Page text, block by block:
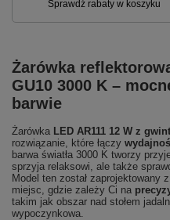
Żarówka
GU10 3000 K –
barwie
Żarówka LED AR111 12 W z
rozwiązanie, które łączy
barwa światła 3000 K tworzy
sprzyja relaksowi, ale także
Model ten został zaprojektowany
miejsc, gdzie zależy Ci na
takim jak obszar nad stołem
wypoczynkowa.